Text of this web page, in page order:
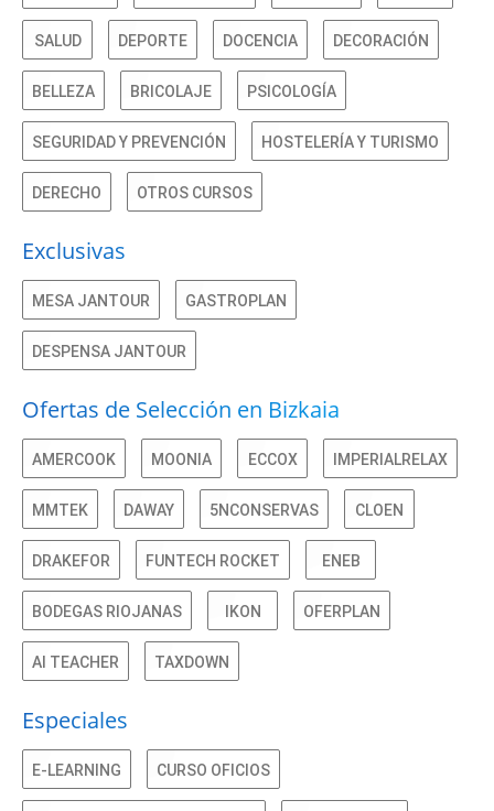
SALUD DEPORTE DOCENCIA DECORACIÓN
BELLEZA BRICOLAJE PSICOLOGÍA
SEGURIDAD Y PREVENCIÓN HOSTELERÍA Y TURISMO
DERECHO OTROS CURSOS
Exclusivas
MESA JANTOUR GASTROPLAN
DESPENSA JANTOUR
Ofertas de Selección en Bizkaia
AMERCOOK MOONIA ECCOX IMPERIALRELAX
MMTEK DAWAY 5NCONSERVAS CLOEN
DRAKEFOR FUNTECH ROCKET ENEB
BODEGAS RIOJANAS IKON OFERPLAN
AI TEACHER TAXDOWN
Especiales
E-LEARNING CURSO OFICIOS